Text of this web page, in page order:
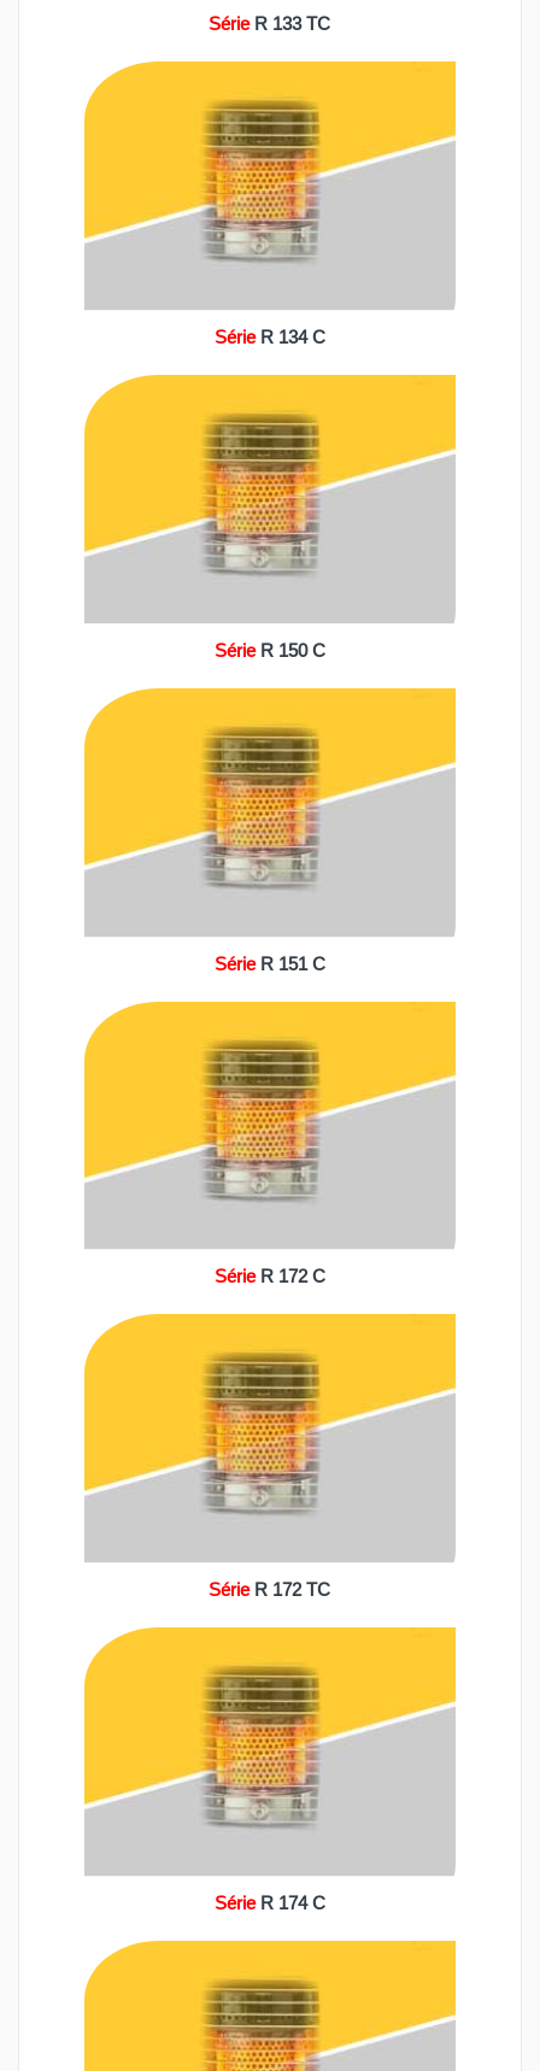
Série R 133 TC
Série R 134 C
Série R 150 C
Série R 151 C
Série R 172 C
Série R 172 TC
Série R 174 C